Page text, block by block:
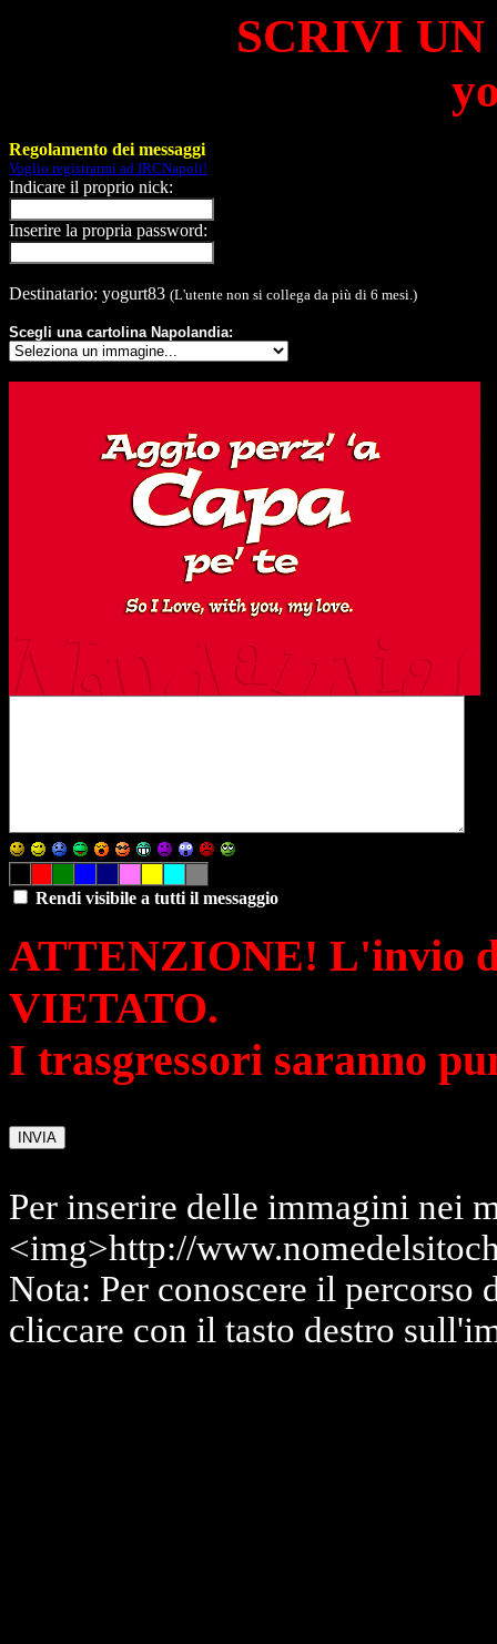
SCRIVI
Regolamento dei messaggi
Voglio registrarmi ad IRCNapoli!
Indicare il proprio nick:
Inserire la propria password:
Destinatario: yogurt83 (L'utente non si collega da più di 6 mesi.)
Scegli una cartolina Napolandia:
Rendi visibile a tutti il messaggio
ATTENZIONE! L'invio
VIETATO.
I trasgressori saranno
Per inserire delle immagini nei
<img>http://
Nota: Per conoscere il percorso
cliccare con il tasto destro